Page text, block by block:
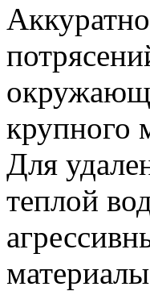
крупного
Для
теплой